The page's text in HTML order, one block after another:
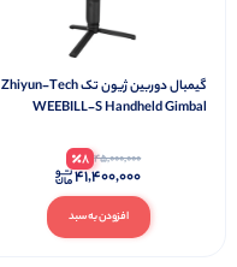
گیمبال دوربین ژیون تک Zhiyun-Tech
WEEBILL-S Handheld Gimbal
افزودن به سبد
45,000,000
8
41,400,000